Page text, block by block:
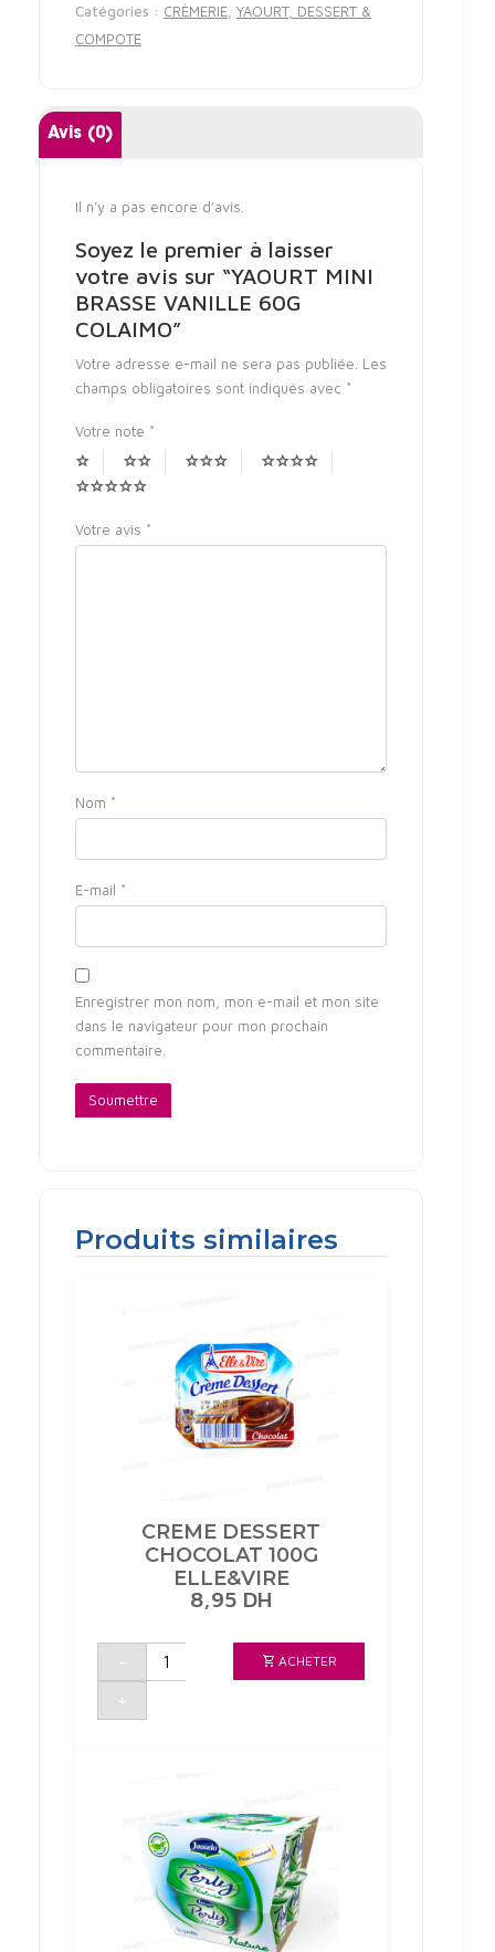
Catégories : CRÈMERIE YAOURT, DESSERT &
COMPOTE
Avis (0)
Il n’y a pas encore d’avis.
Soyez le premier à laisser
votre avis sur “YAOURT MINI
BRASSE VANILLE 60G
COLAIMO”
Votre adresse e-mail ne sera pas publiée. Les
champs obligatoires sont indiqués avec *
Votre note *
Votre avis *
Nom *
E-mail *
Enregistrer mon nom, mon e-mail et mon site
dans le navigateur pour mon prochain
commentaire.
Produits similaires
CREME DESSERT
CHOCOLAT 100G
ELLE&VIRE
8,95 DH
-
quantité
CREME
100G
+
ACHETER